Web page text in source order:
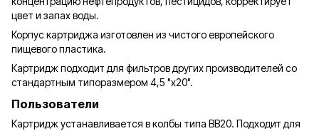
цвет и запах воды.
Корпус картриджа изготовлен из чистого европейского
пищевого пластика.
Картридж подходит для фильтров других производителей со
стандартным типоразмером 4,5 "х20".
Пользователи
Картридж устанавливается в колбы типа BB20. Подходит для